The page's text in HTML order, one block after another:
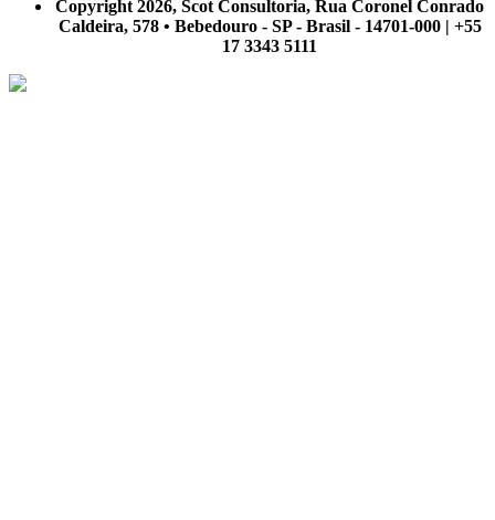
Copyright 2026, Scot Consultoria, Rua Coronel Conrado
Caldeira, 578 • Bebedouro - SP - Brasil - 14701-000 | +55
17 3343 5111